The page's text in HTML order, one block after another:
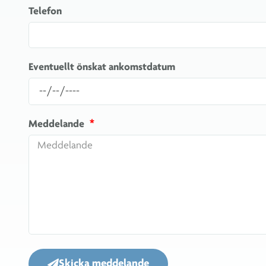
Telefon
Eventuellt önskat ankomstdatum
Meddelande